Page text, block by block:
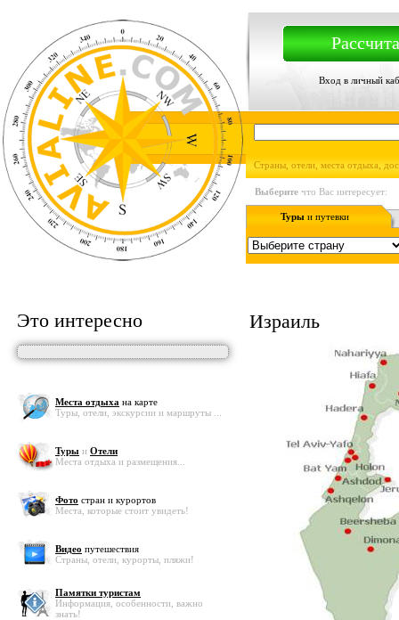
Вход в личный
Страны, отели, места отдыха,
Выберите что Вас интересует:
Туры и путевки
Это интересно
Места отдыха на карте
Туры, отели, экскурсии и маршруты ...
Туры и Отели
Места отдыха и размещения...
Фото стран и курортов
Места, которые стоит увидеть!
Видео путешествия
Страны, отели, курорты, пляжи!
Памятки туристам
Информация, особенности, важно
знать!
Израиль